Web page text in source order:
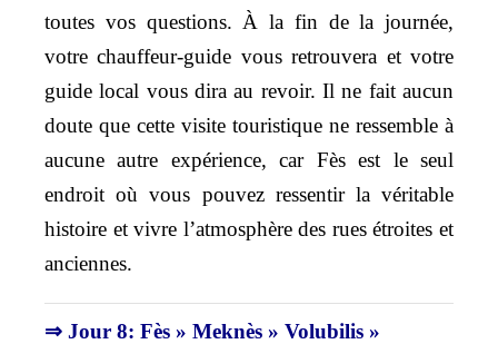
toutes vos questions. À la fin de la journée,
votre chauffeur-guide vous retrouvera et votre
guide local vous dira au revoir. Il ne fait aucun
doute que cette visite touristique ne ressemble à
aucune autre expérience, car Fès est le seul
endroit où vous pouvez ressentir la véritable
histoire et vivre l’atmosphère des rues étroites et
anciennes.
⇒ Jour 8: Fès » Meknès » Volubilis »